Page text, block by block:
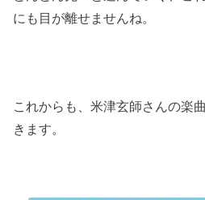
にも目が離せませんね。
これからも、米津玄師さんの楽
きます。